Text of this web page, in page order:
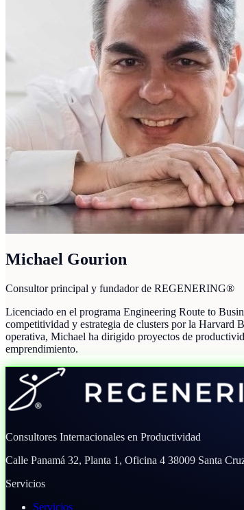
Michael Gourion
Consultor principal y fundador de REGENERING®
Licenciado en el programa Engineering Route to
competitividad y estrategia de clusters por la Harvard
operativa, Michael ha dirigido proyectos de
emprendimiento.
Consultores Internacionales en Productividad
Calle Panamá 32, Planta 1, Oficina 4 38009 Santa
Servicios
Servicios